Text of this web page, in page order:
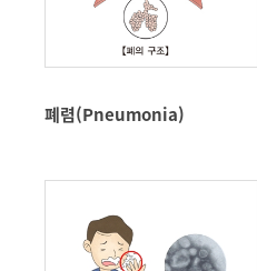
폐렴(Pneumonia)